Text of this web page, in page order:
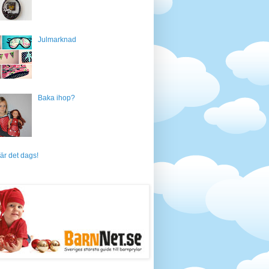
Julmarknad
Baka ihop?
det dags!